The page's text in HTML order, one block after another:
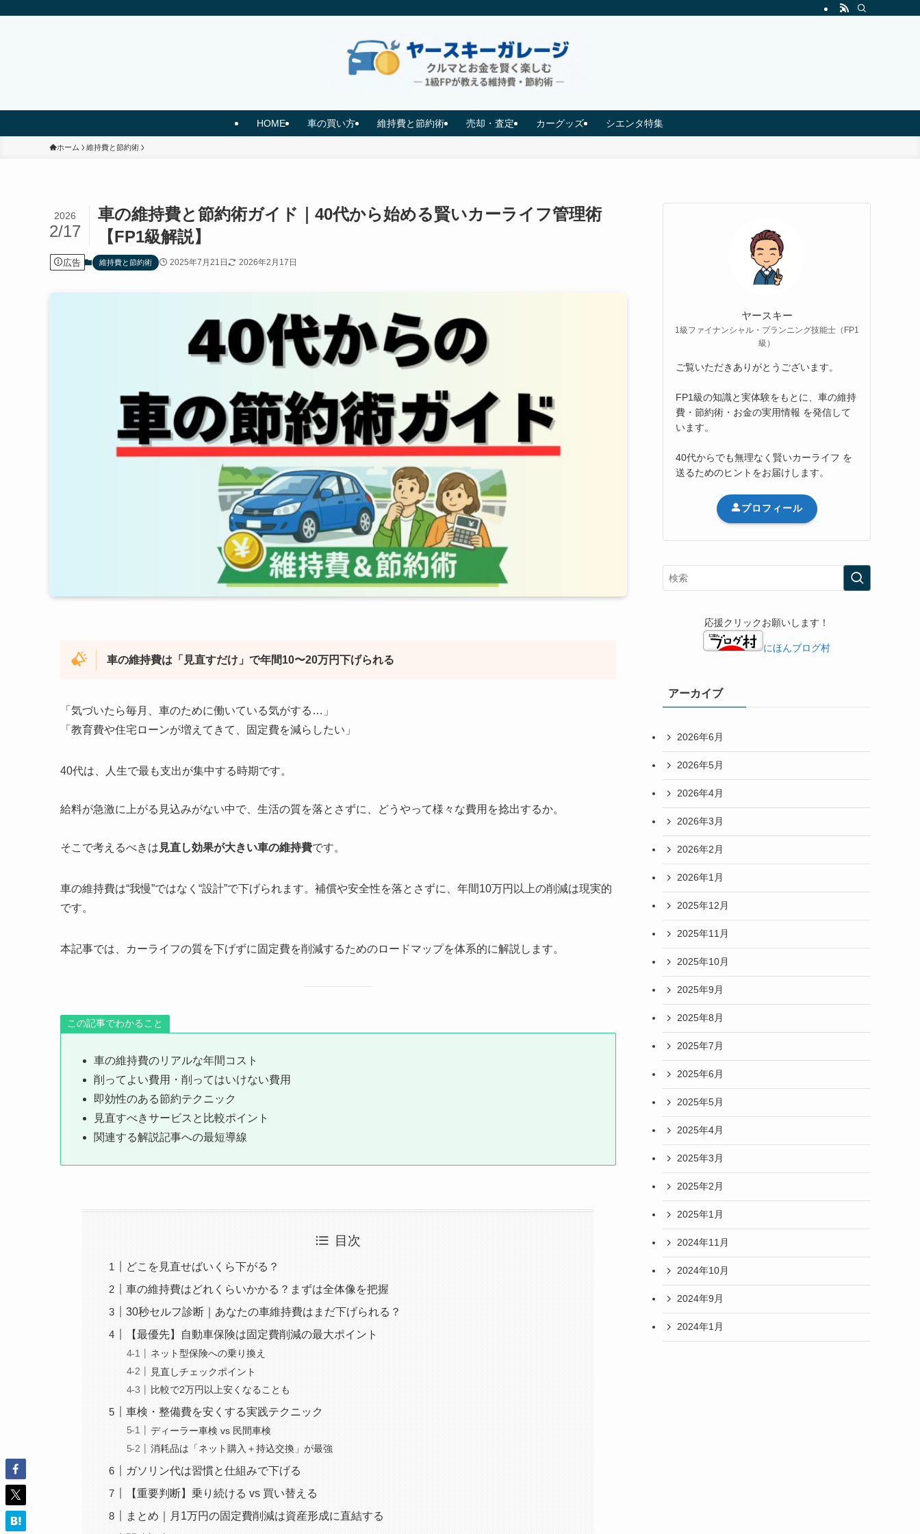
HOME 車の買い方 維持費と節約術 売却・査定 カーグッズ シエンタ特集
ホーム 維持費と節約術
車の維持費と節約術ガイド｜40代から始める賢いカーライフ管理術
【FP1級解説】
2026
2/17
広告 維持費と節約術 2025年7月21日 2026年2月17日
車の維持費は「見直すだけ」で年間10〜20万円下げられる
「気づいたら毎月、車のために働いている気がする…」
「教育費や住宅ローンが増えてきて、固定費を減らしたい」
40代は、人生で最も支出が集中する時期です。
給料が急激に上がる見込みがない中で、生活の質を落とさずに、どうやって様々な費用を捻出するか。
そこで考えるべきは 見直し効果が大きい車の維持費です。
車の維持費は“我慢”ではなく“設計”で下げられます。補償や安全性を落とさずに、年間10万円以上の削減は現実的
です。
本記事では、カーライフの質を下げずに固定費を削減するためのロードマップを体系的に解説します。
この記事でわかること
車の維持費のリアルな年間コスト
削ってよい費用・削ってはいけない費用
即効性のある節約テクニック
見直すべきサービスと比較ポイント
関連する解説記事への最短導線
目次
どこを見直せばいくら下がる？
車の維持費はどれくらいかかる？まずは全体像を把握
30秒セルフ診断｜あなたの車維持費はまだ下げられる？
【最優先】自動車保険は固定費削減の最大ポイント
ネット型保険への乗り換え
見直しチェックポイント
比較で2万円以上安くなることも
車検・整備費を安くする実践テクニック
ディーラー車検 vs 民間車検
消耗品は「ネット購入＋持込交換」が最強
ガソリン代は習慣と仕組みで下げる
【重要判断】乗り続ける vs 買い替える
まとめ｜月1万円の固定費削減は資産形成に直結する
ヤースキー
1級ファイナンシャル・プランニング技能士（FP1
級）
ご覧いただきありがとうございます。
FP1級の知識と実体験をもとに、車の維持
費・節約術・お金の実用情報 を発信して
います。
40代からでも無理なく賢いカーライフ を
送るためのヒントをお届けします。
プロフィール
応援クリックお願いします！
にほんブログ村
アーカイブ
2026年6月
2026年5月
2026年4月
2026年3月
2026年2月
2026年1月
2025年12月
2025年11月
2025年10月
2025年9月
2025年8月
2025年7月
2025年6月
2025年5月
2025年4月
2025年3月
2025年2月
2025年1月
2024年11月
2024年10月
2024年9月
2024年1月